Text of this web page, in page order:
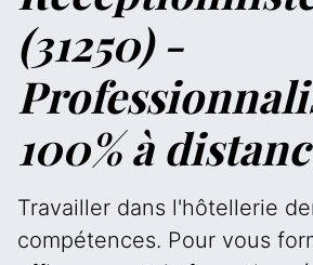
(31250) -
100% à
Travailler dans l'hôtellerie
compétences. Pour vous